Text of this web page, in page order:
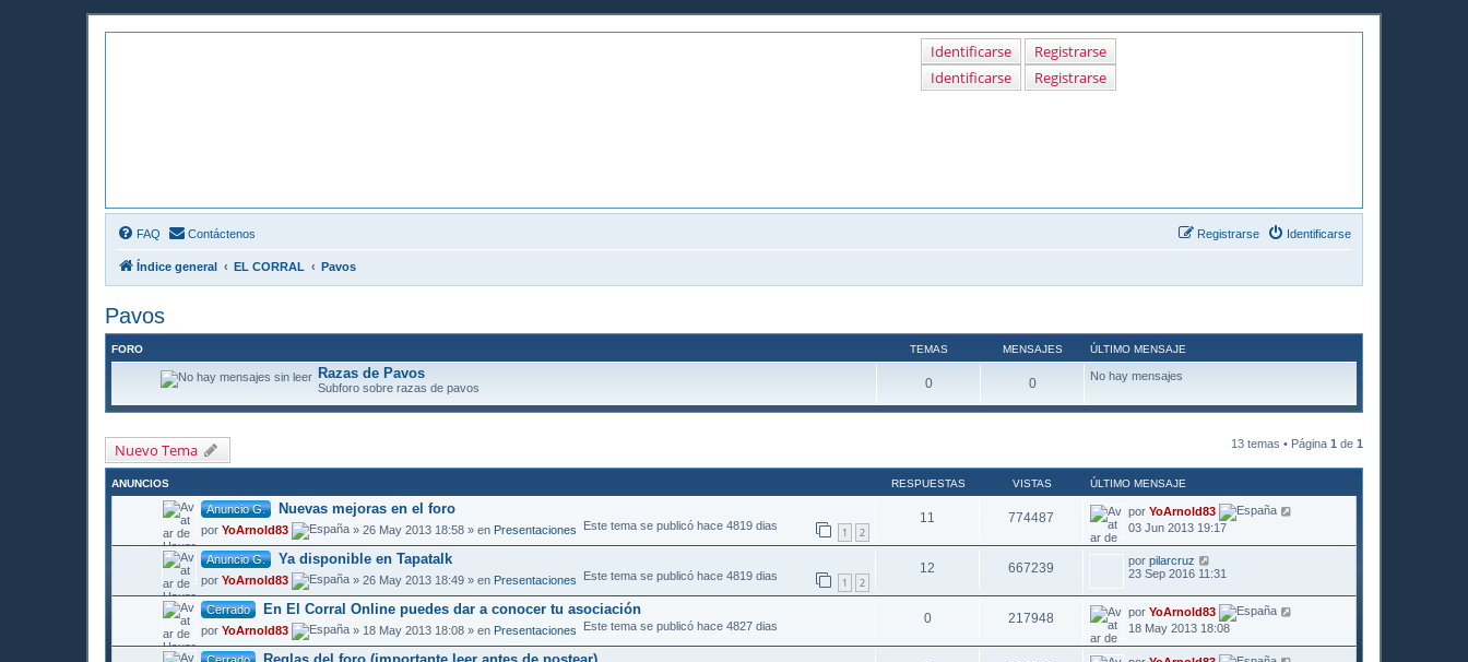
Identificarse
Registrarse
Identificarse
Registrarse
FAQ Contáctenos Identificarse
Registrarse
Índice general EL CORRAL Pavos
Pavos
FORO TEMAS MENSAJES ÚLTIMO MENSAJE
Razas de Pavos
Subforo sobre razas de pavos 0 0 No hay mensajes
Nuevo Tema 13 temas • Página 1 de 1
ANUNCIOS RESPUESTAS VISTAS ÚLTIMO MENSAJE
Anuncio G. Nuevas mejoras en el foro
por YoArnold83 » 26 May 2013 18:58 » en Presentaciones 1 2
Este tema se publicó hace 4819 dias 11 774487 por YoArnold83
03 Jun 2013 19:17
Anuncio G. Ya disponible en Tapatalk
por YoArnold83 » 26 May 2013 18:49 » en Presentaciones 1 2
Este tema se publicó hace 4819 dias 12 667239 por pilarcruz
23 Sep 2016 11:31
Cerrado En El Corral Online puedes dar a conocer tu asociación
por YoArnold83 » 18 May 2013 18:08 » en Presentaciones Este tema se publicó hace 4827 dias 0 217948 por YoArnold83
18 May 2013 18:08